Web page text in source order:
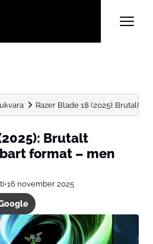
Razer Blade 18 (2025): Brutalt
Brutalt
format – men
•16 november 2025